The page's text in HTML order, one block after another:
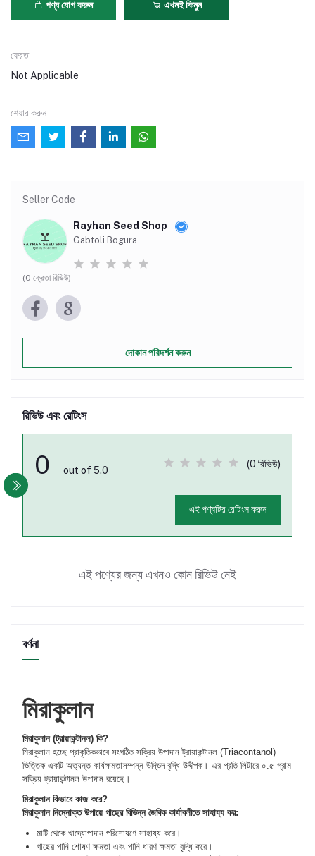
পণ্য যোগ করুন এখনই কিনুন
ফেরত
Not Applicable
শেয়ার করুন
Seller Code
Rayhan Seed Shop
Gabtoli Bogura
(0 ক্রেতা রিভিউ)
দোকান পরিদর্শন করুন
রিভিউ এবং রেটিংস
0 out of 5.0
(0 রিভিউ)
এই পণ্যটির রেটিংস করুন
এই পণ্যের জন্য এখনও কোন রিভিউ নেই
বর্ণনা
মিরাকুলান
মিরাকুলান (ট্রায়াকন্টানল) কি?
মিরাকুলান হচ্ছে প্রাকৃতিকভাবে সংগঠিত সক্রিয় উপাদান ট্রায়াকন্টানল (Triacontanol)
ভিত্তিক একটি অত্যন্ত কার্যক্ষমতাসম্পন্ন উদ্ভিদ বৃদ্ধি উদ্দীপক। এর প্রতি লিটারে ০.৫ গ্রাম
সক্রিয় ট্রায়াকন্টানল উপাদান রয়েছে।
মিরাকুলান কিভাবে কাজ করে?
মিরাকুলান নিম্নোক্ত উপায়ে গাছের বিভিন্ন জৈবিক কার্যাবলীতে সাহায্য কর:
মাটি থেকে খাদ্যোপাদান পরিশোষণে সাহায্য করে।
গাছের পানি শোষণ ক্ষমতা এবং পানি ধারণ ক্ষমতা বৃদ্ধি করে।